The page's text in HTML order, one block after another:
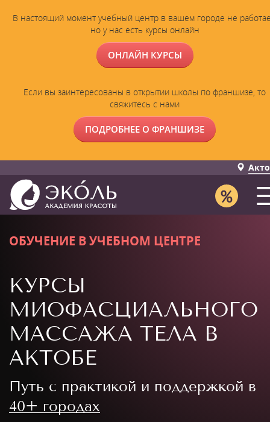
В настоящий момент учебный центр в вашем городе не
но у нас есть курсы онлайн
ОНЛАЙН КУРСЫ
Если вы заинтересованы в открытии школы по франшизе, то
свяжитесь с нами
ПОДРОБНЕЕ О ФРАНШИЗЕ
ОБУЧЕНИЕ В УЧЕБНОМ ЦЕНТРЕ
КУРСЫ
МИОФАСЦИАЛЬНОГО
МАССАЖА ТЕЛА В
АКТОБЕ
Путь с практикой и поддержкой в
40+ городах